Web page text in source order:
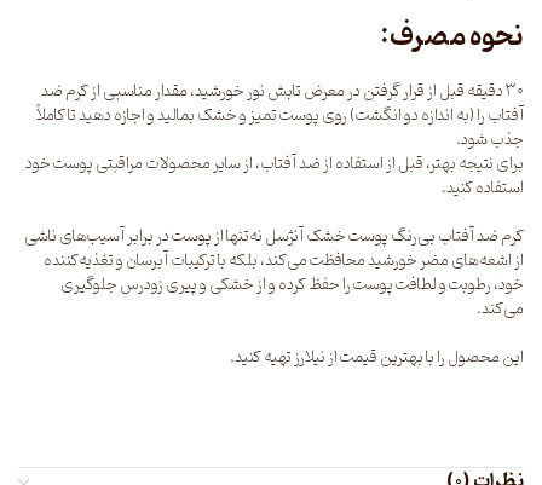
نحوه مصرف:
۳۰ دقیقه قبل از قرار گرفتن در معرض تابش نور خورشید، مقدار مناسبی از کرم ضد
آفتاب را (به اندازه دو انگشت) روی پوست تمیز و خشک بمالید و اجازه دهید تا کاملاً
جذب شود.
برای نتیجه بهتر، قبل از استفاده از ضد آفتاب، از سایر محصولات مراقبتی پوست خود
استفاده کنید.
کرم ضد آفتاب بی‌رنگ پوست خشک آنژسل نه‌تنها از پوست در برابر آسیب‌های ناشی
از اشعه‌های مضر خورشید محافظت می‌کند، بلکه با ترکیبات آبرسان و تغذیه‌کننده
خود، رطوبت و لطافت پوست را حفظ کرده و از خشکی و پیری زودرس جلوگیری
می‌کند.
این محصول را با بهترین قیمت ازنیلارزتهیه کنید.